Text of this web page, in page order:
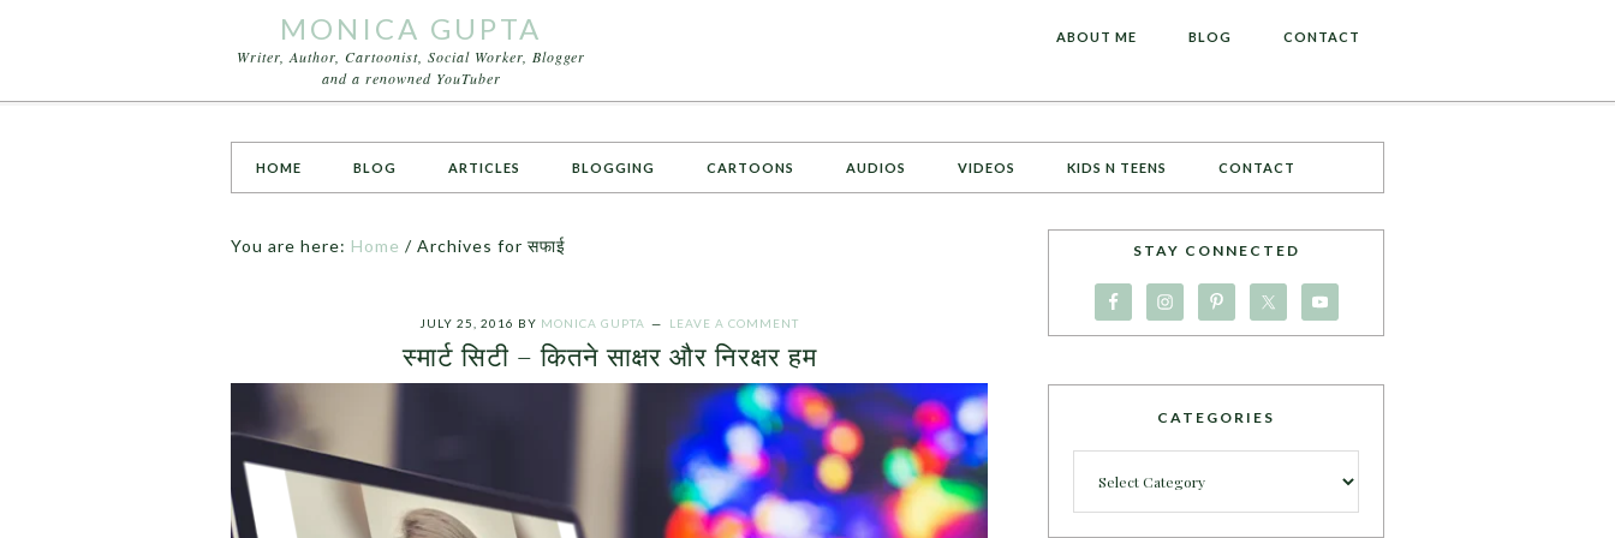
MONICA GUPTA
Writer, Author, Cartoonist, Social Worker, Blogger
and a renowned YouTuber
ABOUT ME BLOG CONTACT
HOME BLOG ARTICLES BLOGGING CARTOONS AUDIOS VIDEOS KIDS N TEENS CONTACT
You are here: Home / Archives for सफाई
JULY 25, 2016 BY MONICA GUPTA LEAVE A COMMENT
स्मार्ट सिटी – कितने साक्षर और निरक्षर हम
STAY CONNECTED
CATEGORIES